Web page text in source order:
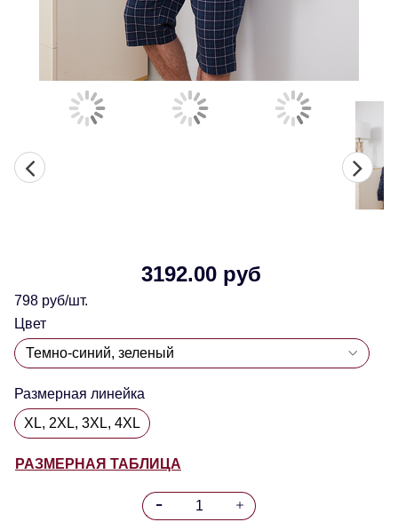
3192.00 руб
798 руб/шт.
Цвет
Размерная линейка
XL, 2XL, 3XL, 4XL
РАЗМЕРНАЯ ТАБЛИЦА